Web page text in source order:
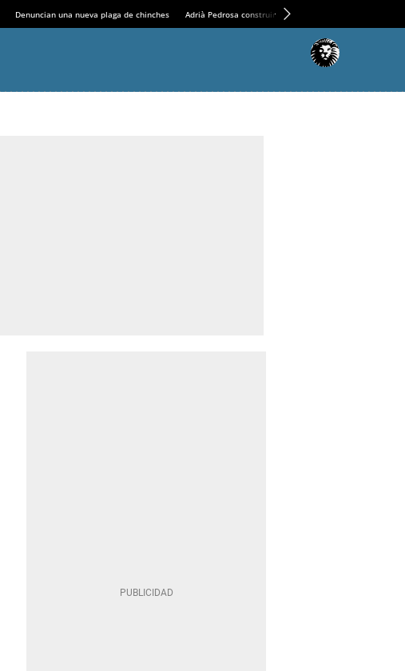
Denuncian una nueva plaga de chinches Adrià Pedrosa construirá la nueva residencia en el